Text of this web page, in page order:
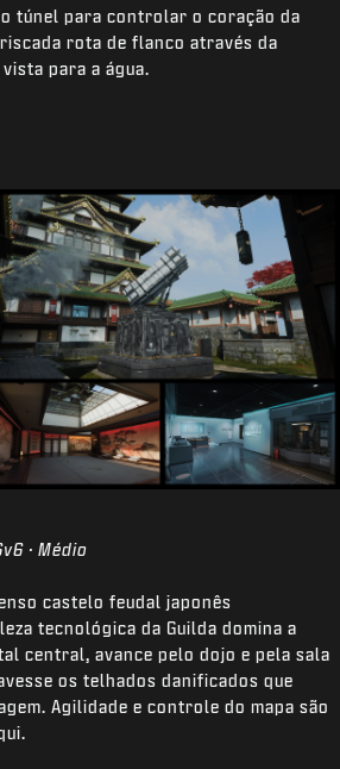
túnel para controlar o coração da
rota de flanco através da
para a água.
· Médio
castelo feudal japonês
tecnológica da Guilda domina a
central, avance pelo dojo e pela sala
os telhados danificados que
Agilidade e controle do mapa são